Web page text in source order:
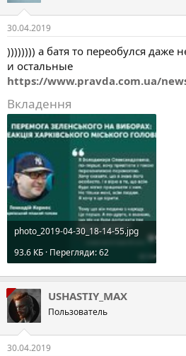
:
30.04.2019
)))))))) а батя то переобулся даже
и остальные
https://www.pravda.com.ua/
Вкладення
photo_2019-04-30_18-14-55.jpg
93.6 КБ · Перегляди: 62
USHASTIY_MAX
Пользователь
30.04.2019